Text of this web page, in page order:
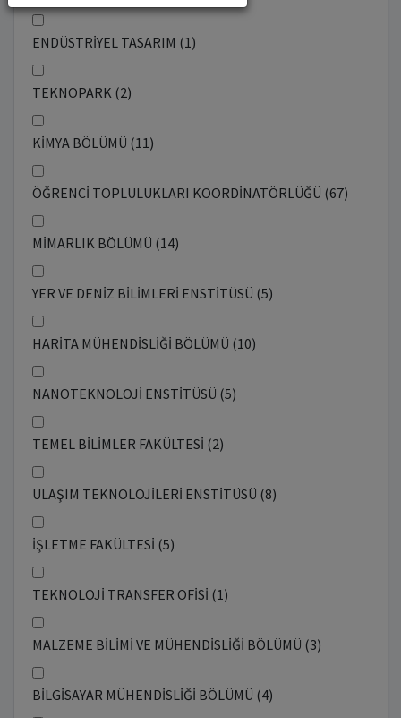
ENDÜSTRİYEL TASARIM (1)
TEKNOPARK (2)
KİMYA BÖLÜMÜ (11)
ÖĞRENCİ TOPLULUKLARI KOORDİNATÖRLÜĞÜ (67)
MİMARLIK BÖLÜMÜ (14)
YER VE DENİZ BİLİMLERİ ENSTİTÜSÜ (5)
HARİTA MÜHENDİSLİĞİ BÖLÜMÜ (10)
NANOTEKNOLOJİ ENSTİTÜSÜ (5)
TEMEL BİLİMLER FAKÜLTESİ (2)
ULAŞIM TEKNOLOJİLERİ ENSTİTÜSÜ (8)
İŞLETME FAKÜLTESİ (5)
TEKNOLOJİ TRANSFER OFİSİ (1)
MALZEME BİLİMİ VE MÜHENDİSLİĞİ BÖLÜMÜ (3)
BİLGİSAYAR MÜHENDİSLİĞİ BÖLÜMÜ (4)